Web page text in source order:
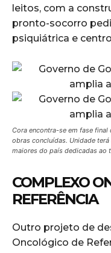
leitos, com a
pronto-socorro
psiquiátrica e
Cora encontra-se em fase
obras concluídas. Unidade
maiores do país dedicadas ao
COMPLEXO
REFERÊNCIA
Outro projeto de
Oncológico de